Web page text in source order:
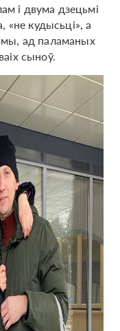
і двума дзецьмі
«не кудысьці», а
ад паламаных
сыноў.